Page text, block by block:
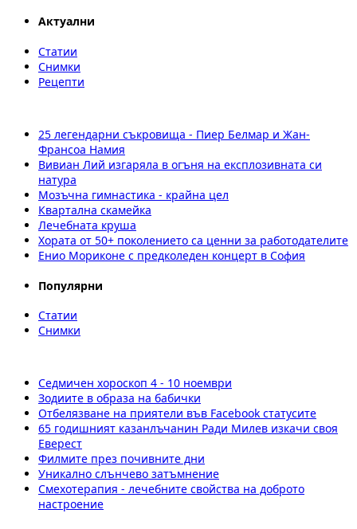
Актуални
Статии
Снимки
Рецепти
25 легендарни съкровища - Пиер Белмар и Жан-
Франсоа Намия
Вивиан Лий изгаряла в огъня на експлозивната си
натура
Мозъчна гимнастика - крайна цел
Квартална скамейка
Лечебната круша
Хората от 50+ поколението са ценни за работодателите
Енио Мориконе с предколеден концерт в София
Популярни
Статии
Снимки
Седмичен хороскоп 4 - 10 ноември
Зодиите в образа на бабички
Отбелязване на приятели във Facebоok статусите
65 годишният казанлъчанин Ради Милев изкачи своя
Еверест
Филмите през почивните дни
Уникално слънчево затъмнение
Смехотерапия - лечебните свойства на доброто
настроение